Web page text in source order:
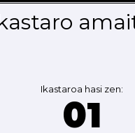
Ikastaroa hasi zen:
01